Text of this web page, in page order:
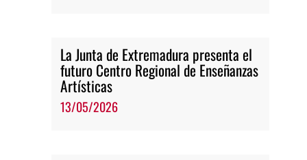
La Junta de Extremadura presenta el
futuro Centro Regional de Enseñanzas
Artísticas
13/05/2026